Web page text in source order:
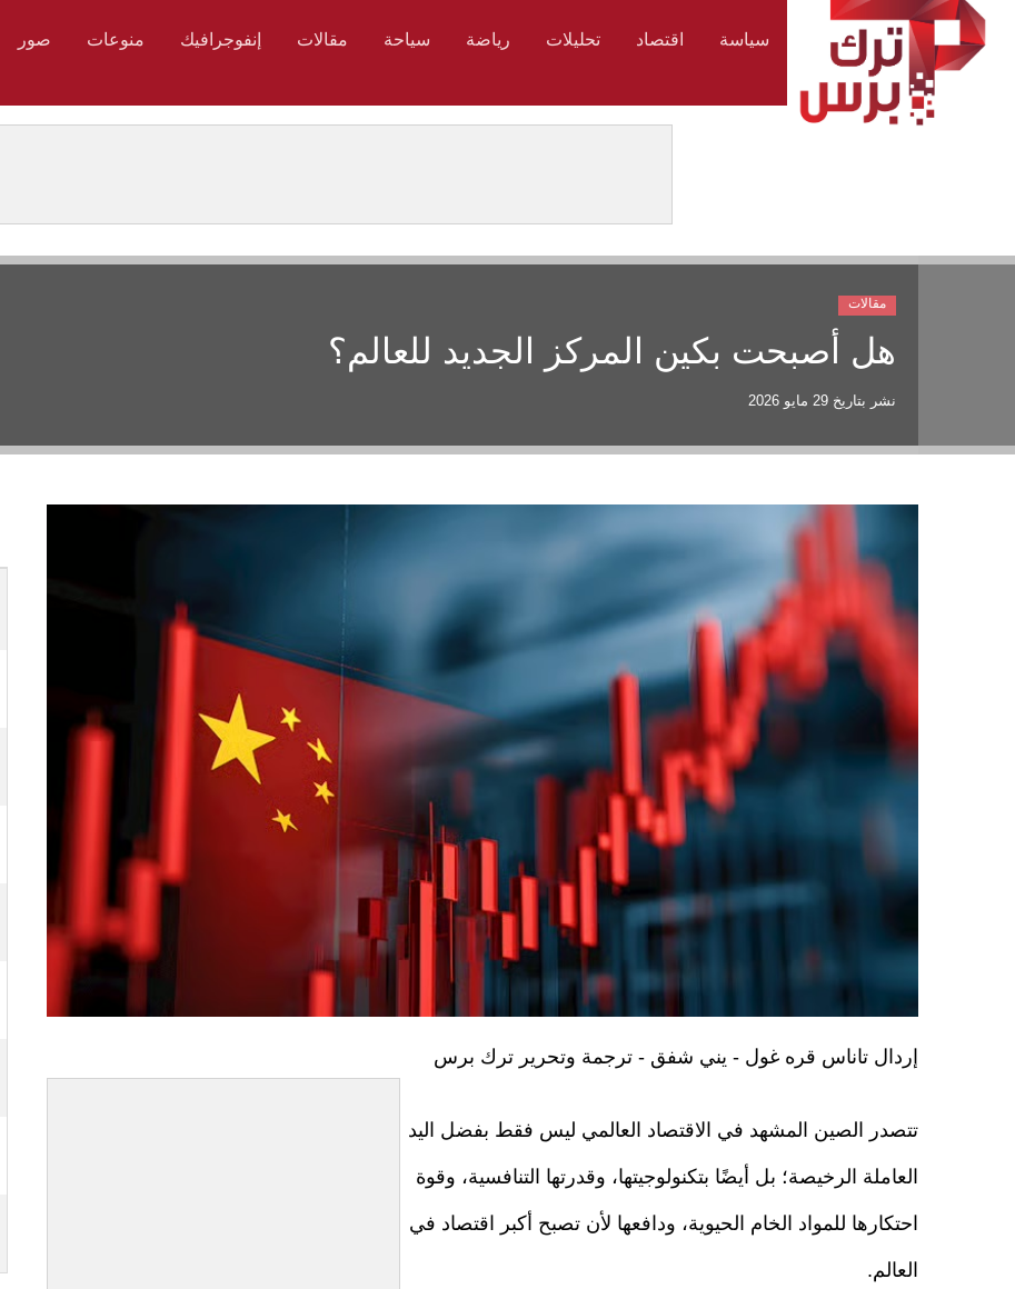
سياسة اقتصاد تحليلات رياضة سياحة مقالات إنفوجرافيك منوعات صور
هل أصبحت بكين المركز الجديد للعالم؟
نشر بتاريخ 29 مايو 2026
مقالات
إردال تاناس قره غول - يني شفق - ترجمة وتحرير ترك برس
تتصدر الصين المشهد في الاقتصاد العالمي ليس فقط بفضل اليد
العاملة الرخيصة؛ بل أيضًا بتكنولوجيتها، وقدرتها التنافسية، وقوة
احتكارها للمواد الخام الحيوية، ودافعها لأن تصبح أكبر اقتصاد في
العالم.